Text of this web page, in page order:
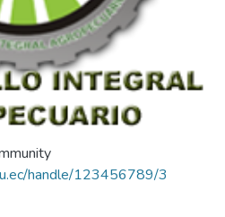
handle/123456789/3